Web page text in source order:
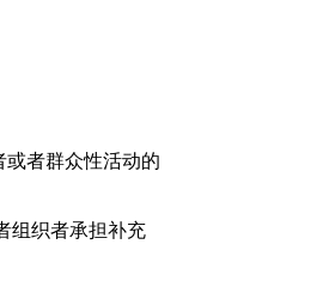
或者群众性活动的
组织者承担补充